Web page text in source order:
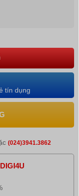
tín dụng
(024)3941.3862